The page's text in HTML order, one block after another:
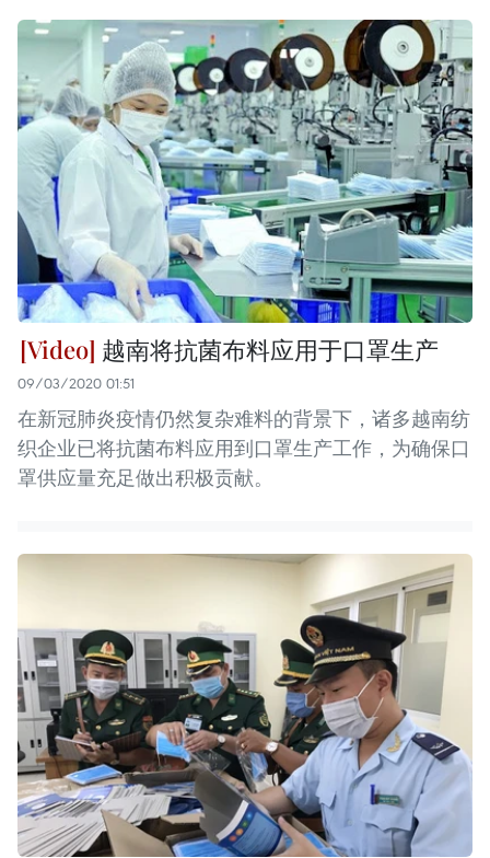
越南将抗菌布料应用于口罩生产
09/03/2020 01:51
在新冠肺炎疫情仍然复杂难料的背景下，诸多越南纺
织企业已将抗菌布料应用到口罩生产工作，为确保口
罩供应量充足做出积极贡献。